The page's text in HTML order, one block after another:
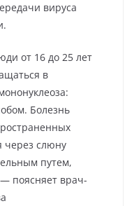
вируса
от 16 до 25 лет
в
Болезнь
через слюну
путем,
поясняет врач-